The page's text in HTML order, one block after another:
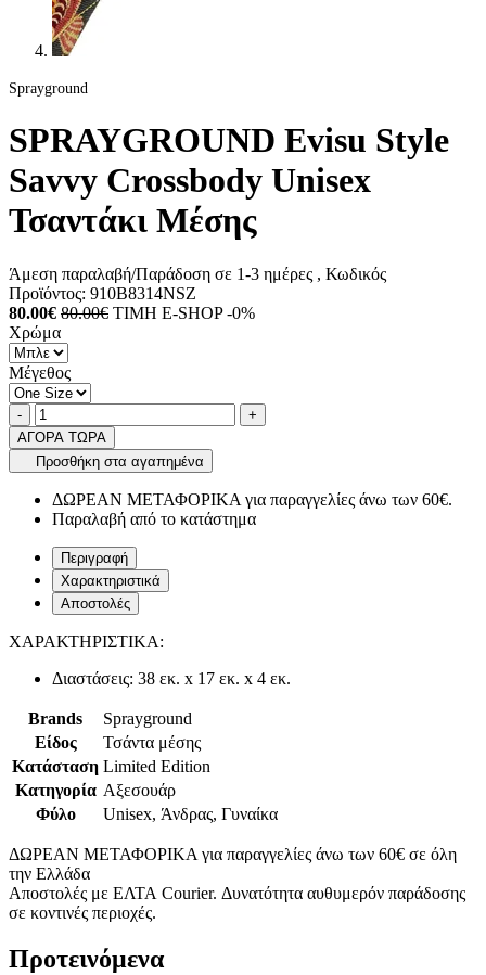
Sprayground
SPRAYGROUND Evisu Style
Savvy Crossbody Unisex
Τσαντάκι Μέσης
Άμεση παραλαβή/Παράδοση σε 1-3 ημέρες , Κωδικός
Προϊόντος: 910B8314NSZ
80.00€ 80.00€ ΤΙΜΗ E-SHOP -0%
Χρώμα
Μέγεθος
Ποσότητα
-product.increase.quantity +
ΑΓΟΡΑ ΤΩΡΑ
Προσθήκη στα αγαπημένα
ΔΩΡΕΑΝ ΜΕΤΑΦΟΡΙΚΑ για παραγγελίες άνω των 60€.
Παραλαβή από το κατάστημα
Περιγραφή
Χαρακτηριστικά
Αποστολές
ΧΑΡΑΚΤΗΡΙΣΤΙΚΑ:
Διαστάσεις: 38 εκ. x 17 εκ. x 4 εκ.
Brands
Sprayground
Είδος
Τσάντα μέσης
Κατάσταση Limited Edition
Κατηγορία Αξεσουάρ
Φύλο
Unisex, Άνδρας, Γυναίκα
ΔΩΡΕΑΝ ΜΕΤΑΦΟΡΙΚΑ για παραγγελίες άνω των 60€ σε όλη
την Ελλάδα
Αποστολές με ΕΛΤΑ Courier. Δυνατότητα αυθυμερόν παράδοσης
σε κοντινές περιοχές.
Προτεινόμενα